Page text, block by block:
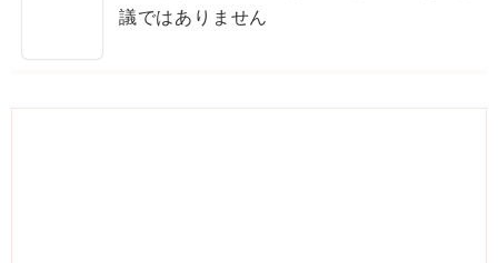
議ではありません